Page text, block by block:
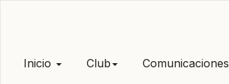
Inicio Club Comunicaciones